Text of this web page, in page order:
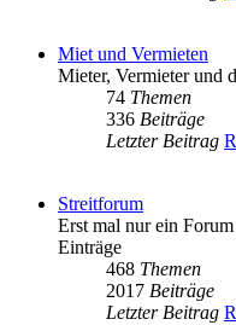
Miet und Vermieten
Mieter, Vermieter und
74 Themen
336 Beiträge
Letzter Beitrag
Streitforum
Erst mal nur ein
Einträge
468 Themen
2017 Beiträge
Letzter Beitrag